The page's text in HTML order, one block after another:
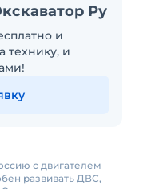
Ру
и
технику, и
с двигателем
развивать ДВС,